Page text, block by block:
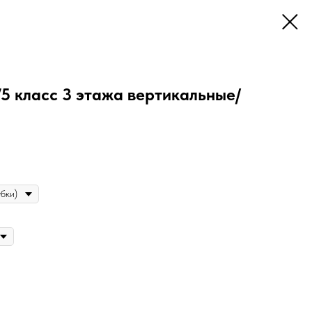
класс 3 этажа вертикальные/